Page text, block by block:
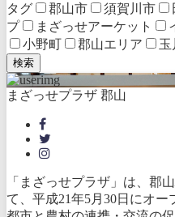
タグ 郡山市 須賀川市
プ
まざっせアーケット
小野町
郡山エリア 玉
検索
まざっせプラザ 郡山
「まざっせプラザ」は、郡
て、平成21年5月30日にオー